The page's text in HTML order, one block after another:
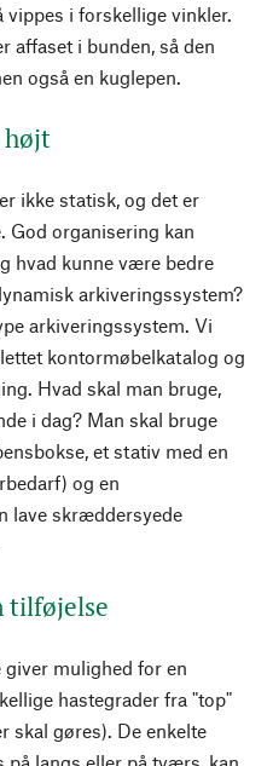
i forskellige vinkler.
affaset i bunden, så den
også en kuglepen.
højt
ikke statisk, og det er
organisering kan
hvad kunne være bedre
arkiveringssystem?
arkiveringssystem. Vi
kontormøbelkatalog og
Hvad skal man bruge,
i dag? Man skal bruge
et stativ med en
og en
lave skræddersyede
tilføjelse
mulighed for en
hastegrader fra "top"
skal gøres). De enkelte
på langs eller på tværs, kan